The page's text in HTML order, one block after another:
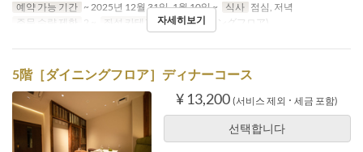
예약 가능 기간 ~ 2025년 12월 31일, 1월 10일 ~ 식사 점심, 저녁
주문 수량 제한
2 ~ 좌석 카테고리 5階(ダイニングフロア)
자세히보기
5階［ダイニングフロア］ディナーコース
¥ 13,200 (서비스 제외 ･ 세금 포함)
선택합니다